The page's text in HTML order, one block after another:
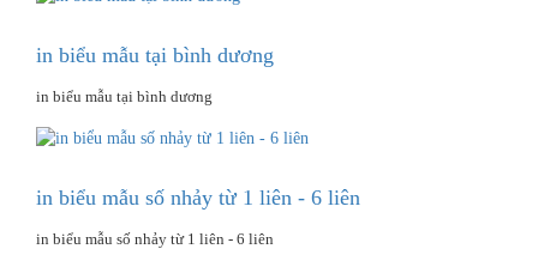
in biểu mẫu tại bình dương
in biểu mẫu tại bình dương
in biểu mẫu số nhảy từ 1 liên - 6 liên
in biểu mẫu số nhảy từ 1 liên - 6 liên